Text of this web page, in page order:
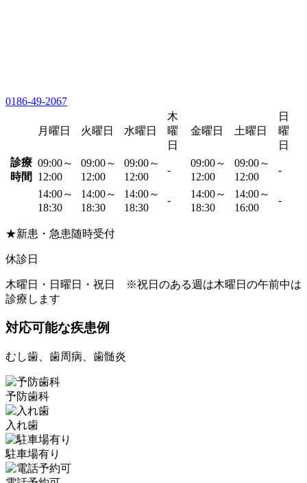
0186-49-2067
月曜日 火曜日 水曜日
木
曜
日
金曜日 土曜日
日
曜
日
診療
時間
09:00～
12:00
09:00～
12:00
09:00～
12:00
-
09:00～
12:00
09:00～
12:00
-
14:00～
18:30
14:00～
18:30
14:00～
18:30
-
14:00～
18:30
14:00～
16:00
-
★新患・急患随時受付
休診日
木曜日・日曜日・祝日 ※祝日のある週は木曜日の午前中は
診療します
対応可能な疾患例
むし歯、歯周病、歯髄炎
予防歯科
入れ歯
駐車場有り